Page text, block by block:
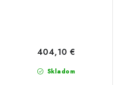
Skladom
404,10 €